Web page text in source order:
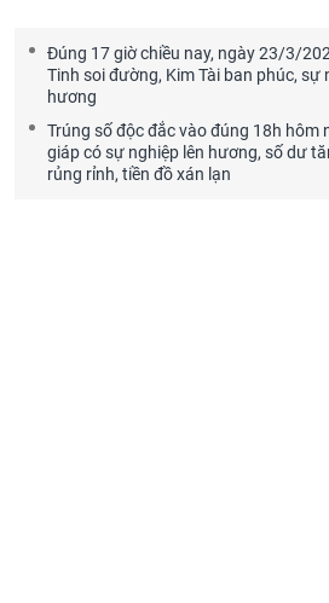
Đúng 17 giờ chiều nay, ngày 23/3/
Tinh soi đường, Kim Tài ban phúc, sự
hương
Trúng số độc đắc vào đúng 18h
giáp có sự nghiệp lên hương, số dư
rủng rỉnh, tiền đồ xán lạn